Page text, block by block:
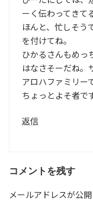
ーく伝わってきて
ほんと、忙しそう
を付けてね。
ひかるさんもめっ
はなさそーだね。
アロハファミリー
ちょっとよそ者で
返信
コメントを残す
メールアドレスが公